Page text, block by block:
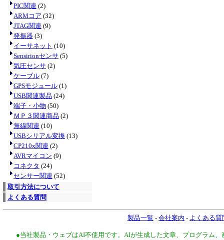
PIC関連 (2)
ARMコア (32)
JTAG関連 (9)
発振器 (3)
イーサネット (10)
Sensirionセンサ (5)
気圧センサ (2)
ケーブル (7)
GPSモジュール (1)
USB関連製品 (24)
端子・小物 (50)
ＭＰ３関連商品 (2)
無線関連 (10)
USBシリアル変換 (13)
CP210x関連 (2)
AVRマイコン (9)
コネクタ (24)
センサー関連 (52)
取引方法について
よくある質問
製品一覧 - 会社案内 - よくある質
●当社製品・ウェブはAI不使用です。AIが生成した文章、プログラム